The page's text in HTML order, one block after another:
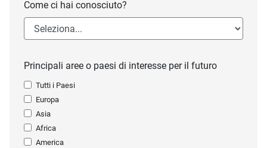
Come ci hai conosciuto?
Principali aree o paesi di interesse per il futuro
Tutti i Paesi
Europa
Asia
Africa
America